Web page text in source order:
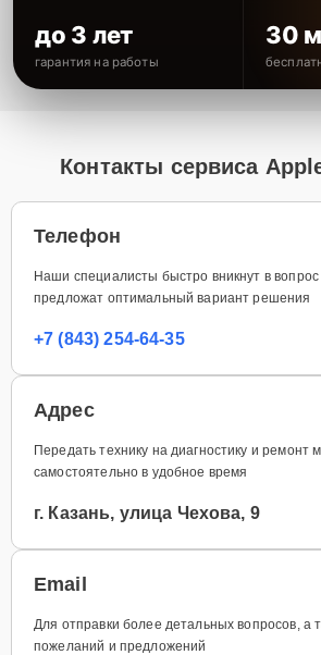
до 3 лет
гарантия на работы
30
Контакты сервиса
Телефон
Наши специалисты быстро вникнут в вопрос
предложат оптимальный вариант решения
+7 (843) 254-64-35
Адрес
Передать технику на диагностику и ремонт
самостоятельно в удобное время
г. Казань, улица Чехова, 9
Email
Для отправки более детальных вопросов, а
пожеланий и предложений